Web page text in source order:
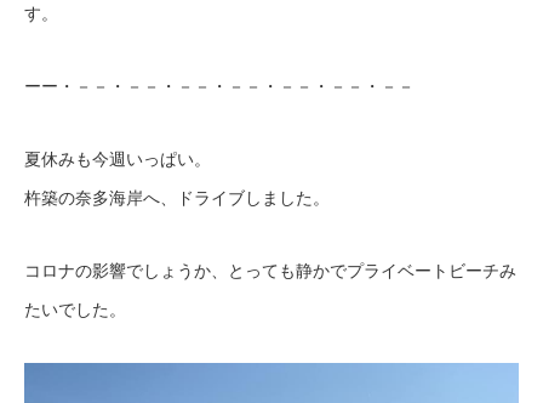
す。
ーー・－－・－－・－－・－－・－－・－－・－－
夏休みも今週いっぱい。
杵築の奈多海岸へ、ドライブしました。
コロナの影響でしょうか、とっても静かでプライベートビーチみ
たいでした。